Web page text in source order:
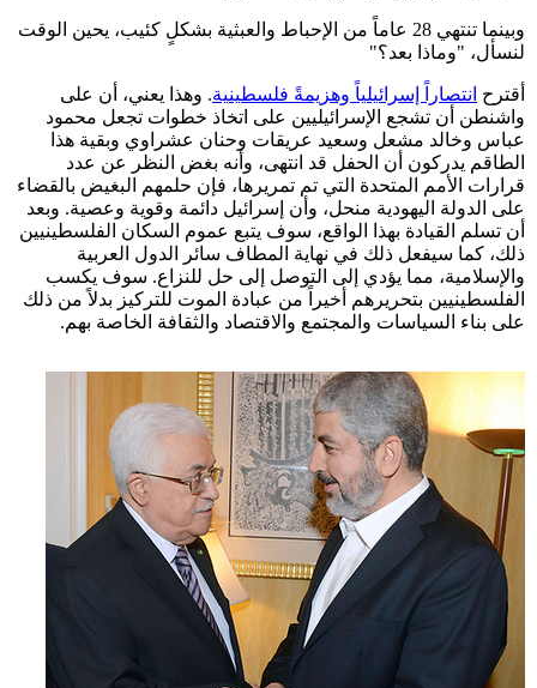
وبينما تنتهي 28 عاماً من الإحباط والعبثية بشكلٍ كئيب، يحين الوقت
لنسأل، "وماذا بعد؟"
أقترح انتصاراً إسرائيلياً وهزيمةً فلسطينية. وهذا يعني، أن على
واشنطن أن تشجع الإسرائيليين على اتخاذ خطوات تجعل محمود
عباس وخالد مشعل وسعيد عريقات وحنان عشراوي وبقية هذا
الطاقم يدركون أن الحفل قد انتهى، وأنه بغض النظر عن عدد
قرارات الأمم المتحدة التي تم تمريرها، فإن حلمهم البغيض بالقضاء
على الدولة اليهودية منحل، وأن إسرائيل دائمة وقوية وعصية. وبعد
أن تسلم القيادة بهذا الواقع، سوف يتبع عموم السكان الفلسطينيين
ذلك، كما سيفعل ذلك في نهاية المطاف سائر الدول العربية
والإسلامية، مما يؤدي إلى التوصل إلى حل للنزاع. سوف يكسب
الفلسطينيين بتحريرهم أخيراً من عبادة الموت للتركيز بدلاً من ذلك
على بناء السياسات والمجتمع والاقتصاد والثقافة الخاصة بهم.